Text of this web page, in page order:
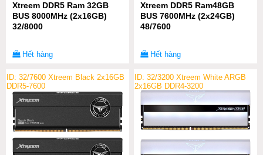
Xtreem DDR5 Ram 32GB
BUS 8000MHz (2x16GB)
32/8000
Hết hàng
Xtreem DDR5 Ram48GB
BUS 7600MHz (2x24GB)
48/7600
Hết hàng
ID: 32/7600 Xtreem Black 2x16GB
DDR5-7600
ID: 32/3200 Xtreem White ARGB
2x16GB DDR4-3200